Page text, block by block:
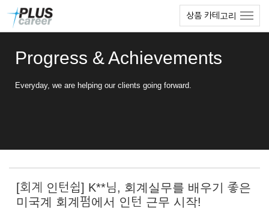
상품 카테고리
Progress & Achievements
Everyday, we are helping our clients going forward.
[회계 인턴쉽] K**님, 회계실무를 배우기 좋은
미국계 회계펌에서 인턴 근무 시작!